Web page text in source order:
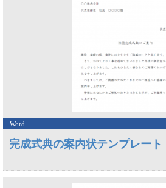
Word
完成式典の案内状テンプレート